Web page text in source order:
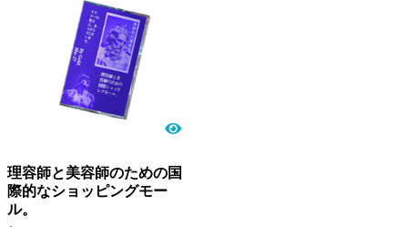
理容師と美容師のための国
際的なショッピングモー
ル。